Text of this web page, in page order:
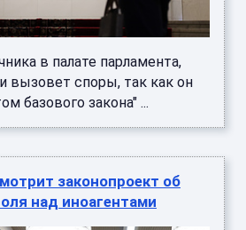
в палате парламента,
вызовет споры, так как он
базового закона" ...
законопроект об
над иноагентами